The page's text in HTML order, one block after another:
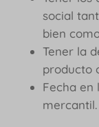
social
bien
Tener la
producto
Fecha en
mercantil.